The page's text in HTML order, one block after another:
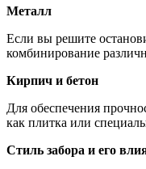
Металл
Если вы решите
комбинирование
Кирпич и бетон
Для обеспечения
как плитка или
Стиль забора и его